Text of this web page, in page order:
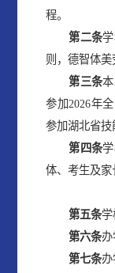
程。
第二条
则，德智体美
第三条
参加2026年
参加湖北省技
第四条
体、考生及家
第五条学
第六条办
第七条办